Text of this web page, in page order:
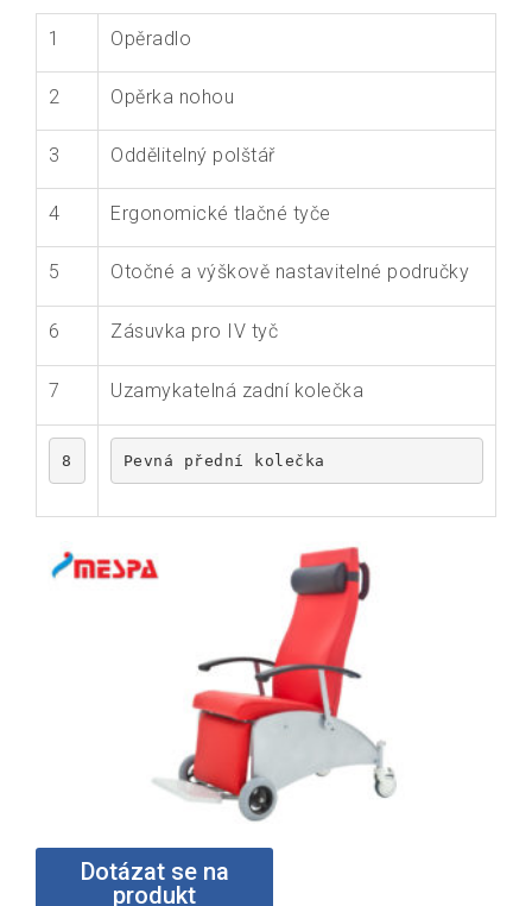
1 Opěradlo
2 Opěrka nohou
3 Oddělitelný polštář
4 Ergonomické tlačné tyče
5 Otočné a výškově nastavitelné područky
6 Zásuvka pro IV tyč
7 Uzamykatelná zadní kolečka
8 Pevná přední kolečka